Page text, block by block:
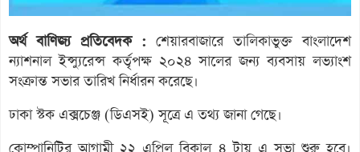
অর্থ বাণিজ্য প্রতিবেদক : শেয়ারবাজারে তালিকাভুক্ত বাংলাদেশ
ন্যাশনাল ইন্স্যুরেন্স কর্তৃপক্ষ ২০২৪ সালের জন্য ব্যবসায় লভ্যাংশ
সংক্রান্ত সভার তারিখ নির্ধারন করেছে।
ঢাকা স্টক এক্সচেঞ্জ (ডিএসই) সূত্রে এ তথ্য জানা গেছে।